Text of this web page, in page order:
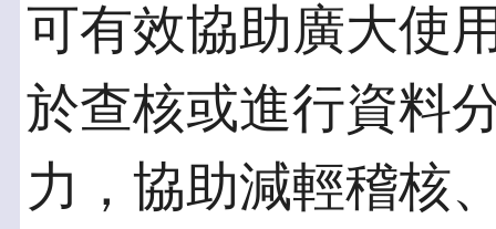
可有效協助廣大使
於查核或進行資料
力，協助減輕稽核